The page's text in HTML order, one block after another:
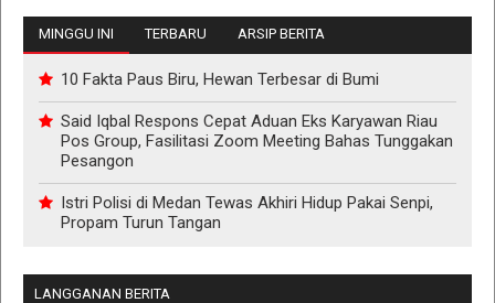
MINGGU INI TERBARU ARSIP BERITA
10 Fakta Paus Biru, Hewan Terbesar di Bumi
Said Iqbal Respons Cepat Aduan Eks Karyawan Riau
Pos Group, Fasilitasi Zoom Meeting Bahas Tunggakan
Pesangon
Istri Polisi di Medan Tewas Akhiri Hidup Pakai Senpi,
Propam Turun Tangan
LANGGANAN BERITA